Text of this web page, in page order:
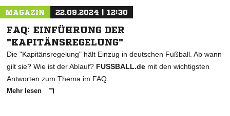
MAGAZIN 22.09.2024 | 12:30
FAQ: EINFÜHRUNG DER
"KAPITÄNSREGELUNG"
Die "Kapitänsregelung" hält Einzug in deutschen Fußball. Ab wann
gilt sie? Wie ist der Ablauf? FUSSBALL.de mit den wichtigsten
Antworten zum Thema im FAQ.
Mehr lesen